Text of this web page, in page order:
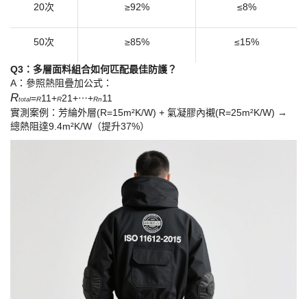
20次 ≥92% ≤8%
50次 ≥85% ≤15%
​Q3：多層面料組合如何匹配最佳防護？​
A：參照熱阻疊加公式：
Rtotal=R11+R21+⋯+Rn11
實測案例：芳綸外層(R=15m²K/W) + 氣凝膠內襯(R=25m²K/W) →
總熱阻達9.4m²K/W（提升37%）